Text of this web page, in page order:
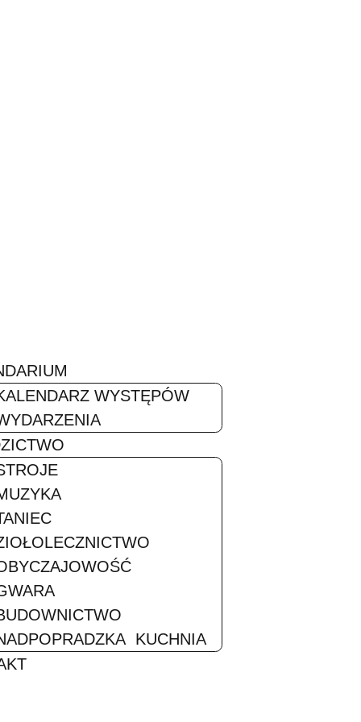
KALENDARIUM
KALENDARZ WYSTĘPÓW
STROJE
ZIOŁOLECZNICTWO